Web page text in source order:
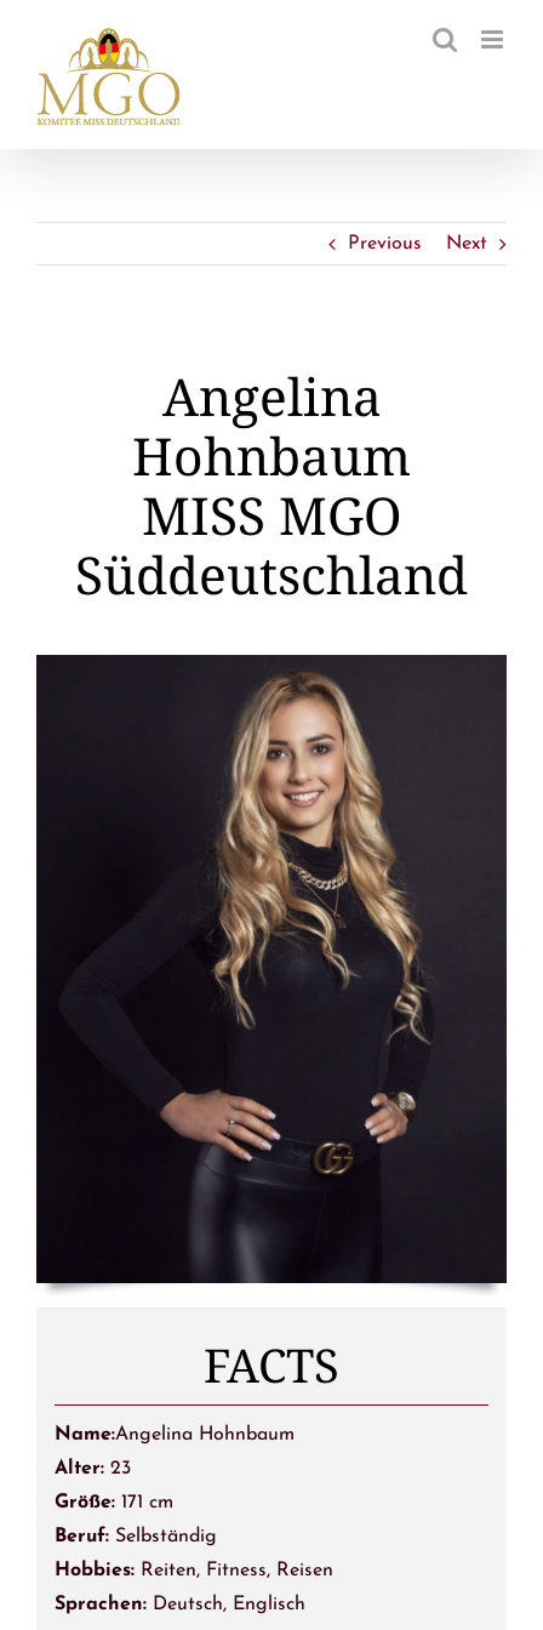
springen
Previous Next
Angelina
Hohnbaum
MISS MGO
Süddeutschland
FACTS
Name:Angelina Hohnbaum
Alter: 23
Größe: 171 cm
Beruf: Selbständig
Hobbies: Reiten, Fitness, Reisen
Sprachen:Deutsch, Englisch